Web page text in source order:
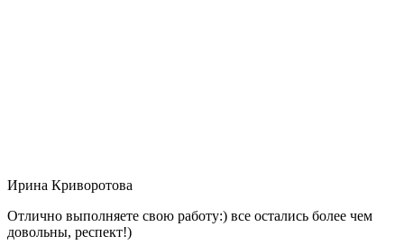
Ирина Криворотова
Отлично выполняете свою работу:) все остались более чем
довольны, респект!)